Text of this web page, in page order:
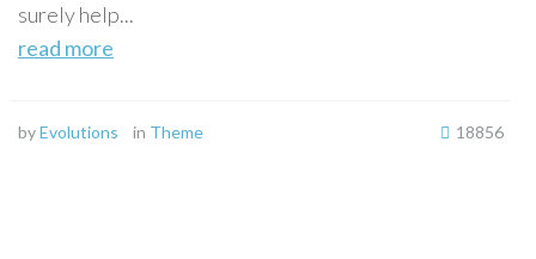
surely help...
read more
byEvolutions in Theme 18856